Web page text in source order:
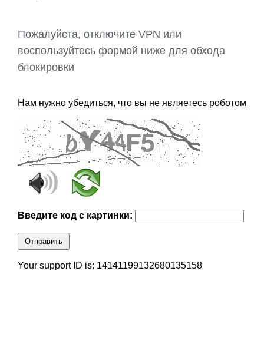
Пожалуйста, отключите VPN или
воспользуйтесь формой ниже для обхода
блокировки
Нам нужно убедиться, что вы не являетесь роботом
Введите код с картинки:
Отправить
Your support ID is: 14141199132680135158